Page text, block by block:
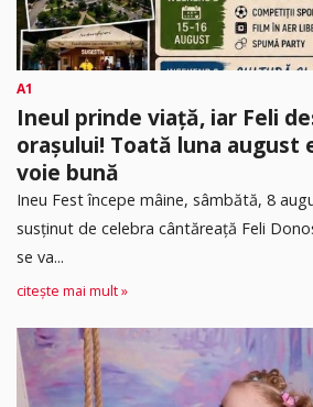
A1
Ineul prinde viață, iar Feli
orașului! Toată luna august
voie bună
Ineu Fest începe mâine, sâmbătă, 8
susținut de celebra cântăreață Feli
se va...
citește mai mult »